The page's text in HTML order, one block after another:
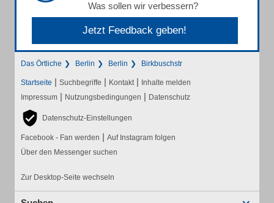
Was sollen wir verbessern?
Jetzt Feedback geben!
Das Örtliche Berlin Berlin Birkbuschstr
Startseite | Suchbegriffe | Kontakt | Inhalte melden
Impressum | Nutzungsbedingungen | Datenschutz
Datenschutz-Einstellungen
Facebook - Fan werden | Auf Instagram folgen
Über den Messenger suchen
Zur Desktop-Seite wechseln